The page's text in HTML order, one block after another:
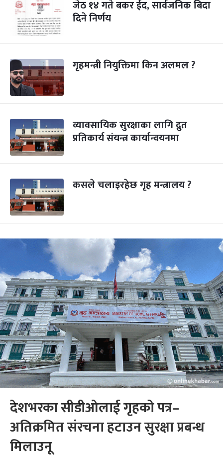
जेठ १४ गते बकर ईद, सार्वजनिक बिदा
दिने निर्णय
गृहमन्त्री नियुक्तिमा किन अलमल ?
व्यावसायिक सुरक्षाका लागि द्रुत
प्रतिकार्य संयन्त्र कार्यान्वयनमा
कसले चलाइरहेछ गृह मन्त्रालय ?
देशभरका सीडीओलाई गृहको पत्र–
अतिक्रमित संरचना हटाउन सुरक्षा प्रबन्ध
मिलाउनू